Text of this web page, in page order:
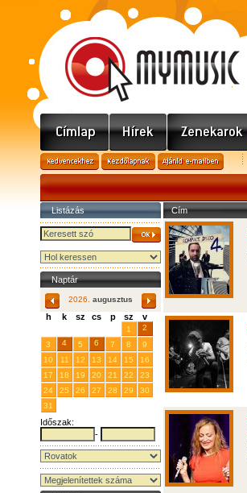
Listázás
Naptár
2026. augusztus
h k sz cs p sz v
1
2
3
4 5 6 7 8
9
10
11 12 13 14 15
16
17
18 19 20 21 22
23
24
25 26 27 28 29
30
31
Időszak:
-
Cím